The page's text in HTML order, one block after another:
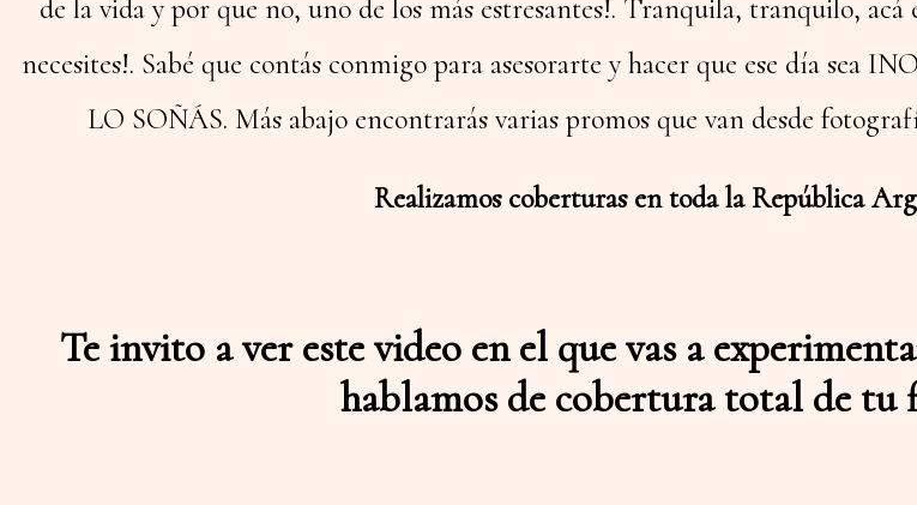
de la vida y por que no, uno de los más estresantes!. Tranquila, tranquilo,
necesites!. Sabé que contás conmigo para asesorarte y hacer que ese día
LO SOÑÁS. Más abajo encontrarás varias promos que van desde
Realizamos coberturas en toda la República
Te invito a ver este video en el que vas a
hablamos de cobertura total de tu